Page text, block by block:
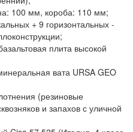
100 мм, короба: 110 мм;
+ 9 горизонтальных -
плита высокой
вата URSA GEO
(резиновые
и запахов с уличной